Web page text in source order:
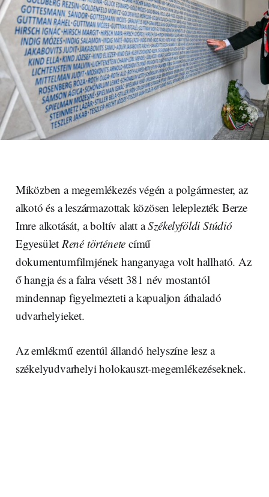
Miközben a megemlékezés végén a polgármester, az
alkotó és a leszármazottak közösen leleplezték Berze
Imre alkotását, a boltív alatt aSzékelyföldi Stúdió
Egyesület René története című
dokumentumfilmjének hanganyaga volt hallható. Az
ő hangja és a falra vésett 381 név mostantól
mindennap figyelmezteti a kapualjon áthaladó
udvarhelyieket.
Az emlékmű ezentúl állandó helyszíne lesz a
székelyudvarhelyi holokauszt-megemlékezéseknek.